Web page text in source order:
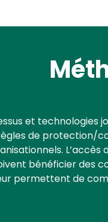
et technologies
de protection/
bénéficier des
permettent de